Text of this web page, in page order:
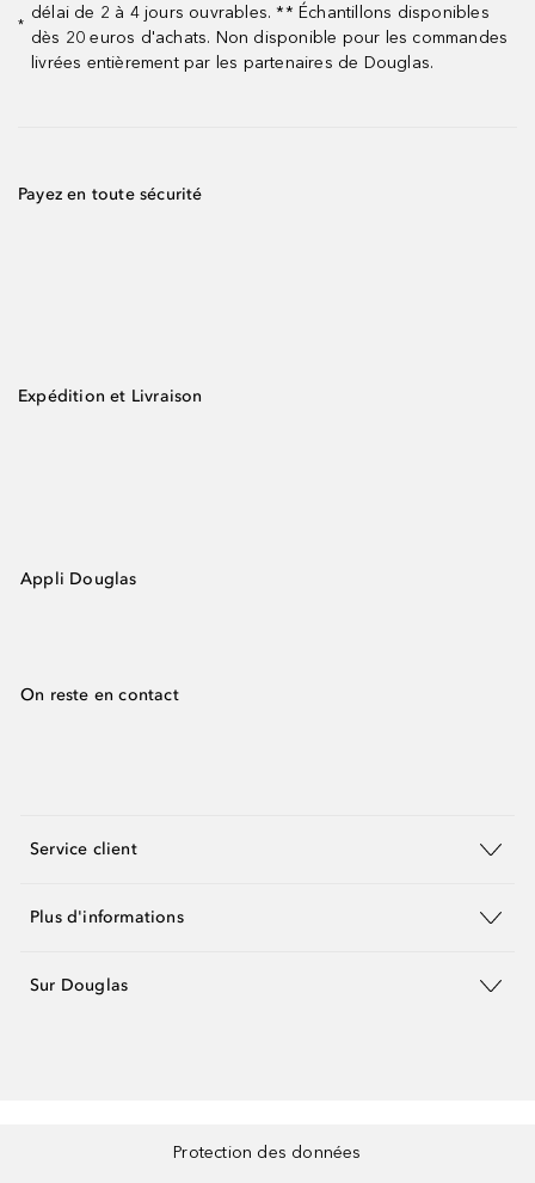
*
délai de 2 à 4 jours ouvrables. ** Échantillons disponibles
dès 20 euros d'achats. Non disponible pour les commandes
livrées entièrement par les partenaires de Douglas.
Payez en toute sécurité
Expédition et Livraison
Appli Douglas
On reste en contact
Service client
Plus d'informations
Sur Douglas
Protection des données